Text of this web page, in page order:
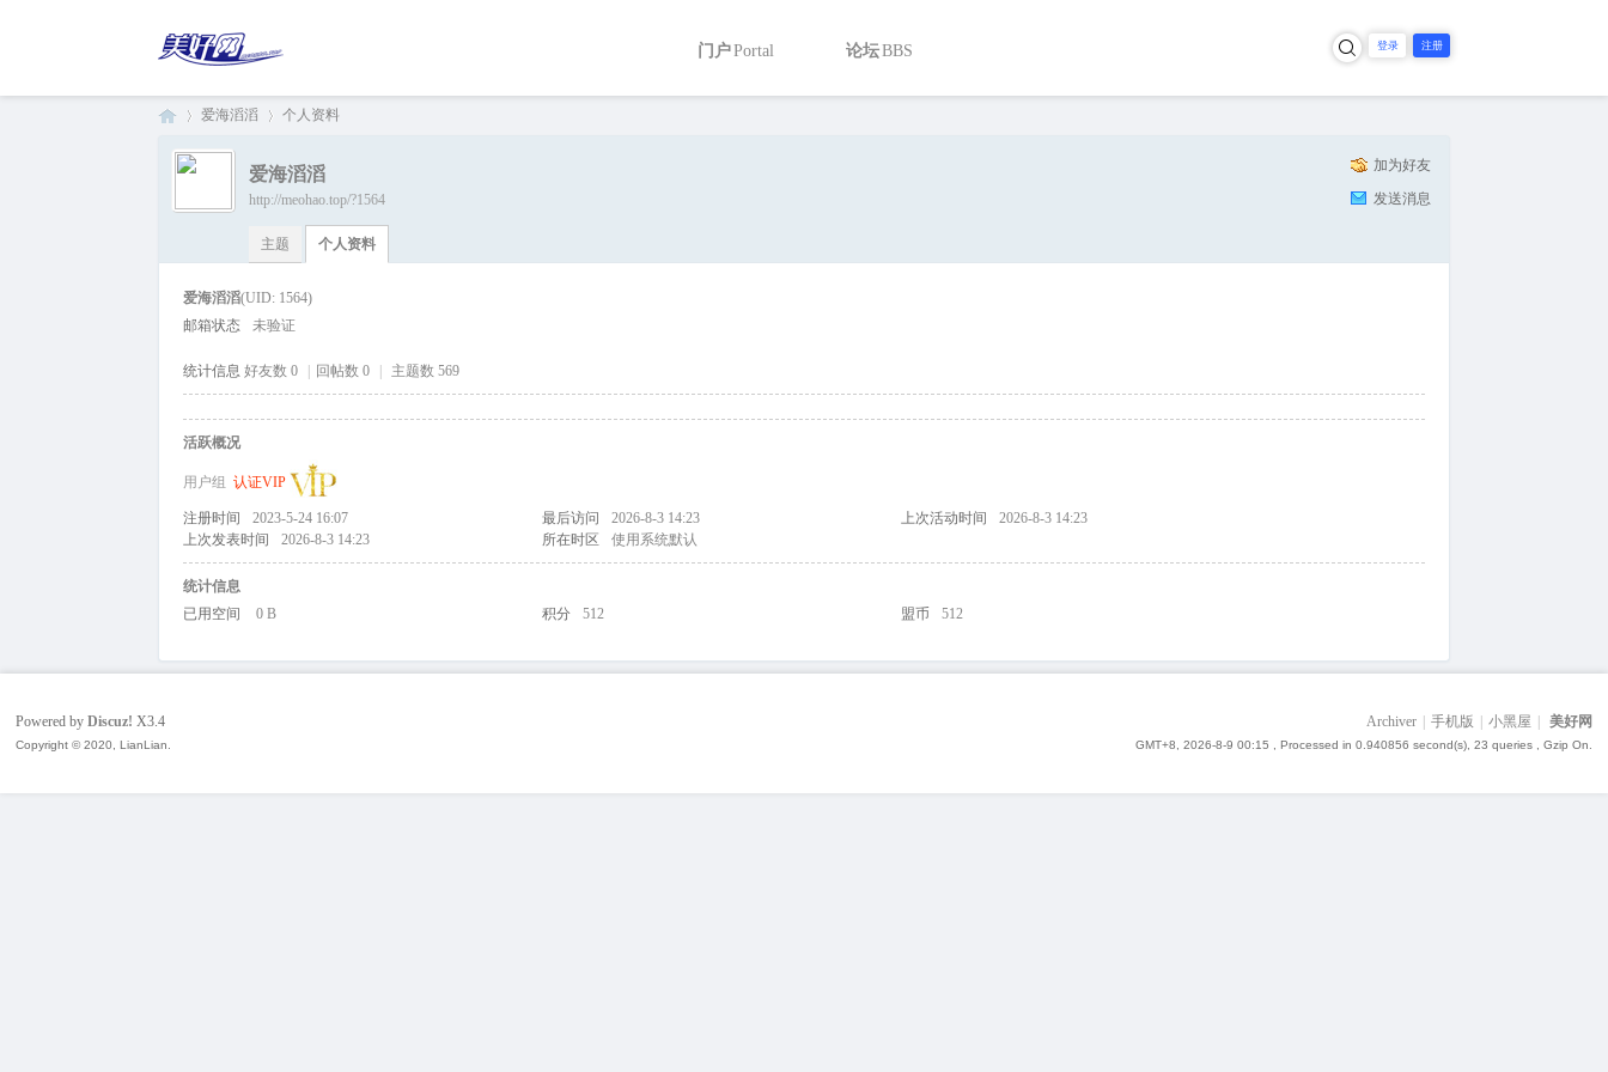
注册
登录
门户Portal 论坛BBS
›
爱海滔滔 个人资料
加为好友
发送消息
爱海滔滔
http://meohao.top/?1564
主题 个人资料
爱海滔滔(UID: 1564)
邮箱状态
未验证
统计信息 好友数 0 回帖数 0 主题数 569
活跃概况
用户组 认证VIP
注册时间 2023-5-24 16:07 最后访问 2026-8-3 14:23 上次活动时间
2026-8-3 14:23
上次发表时间
2026-8-3 14:23 所在时区 使用系统默认
统计信息
已用空间
0 B 积分 512 盟币 512
Archiver 手机版 小黑屋 美好网
GMT+8, 2026-8-9 00:15 , Processed in 0.940856 second(s), 23 queries , Gzip On.
Powered byDiscuz! X3.4
Copyright © 2020, LianLian.